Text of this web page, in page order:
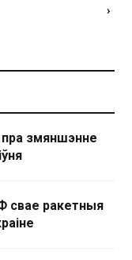
›
змяншэнне
свае ракетныя